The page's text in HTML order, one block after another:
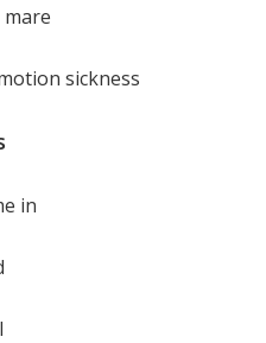
mare
sickness
in